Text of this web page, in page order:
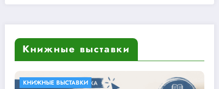
Книжные выставки
КНИЖНЫЕ ВЫСТАВКИ